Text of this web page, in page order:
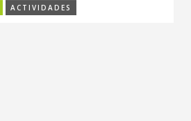
ACTIVIDADES